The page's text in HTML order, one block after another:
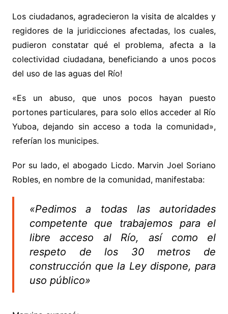
Los ciudadanos, agradecieron la visita de alcaldes y
regidores de la juridicciones afectadas, los cuales,
pudieron constatar qué el problema, afecta a la
colectividad ciudadana, beneficiando a unos pocos
del uso de las aguas del Río!
«Es un abuso, que unos pocos hayan puesto
portones particulares, para solo ellos acceder al Río
Yuboa, dejando sin acceso a toda la comunidad»,
referían los municipes.
Por su lado, el abogado Licdo. Marvin Joel Soriano
Robles, en nombre de la comunidad, manifestaba:
«Pedimos a todas las autoridades
competente que trabajemos para el
libre acceso al Río, así como el
respeto de los 30 metros de
construcción que la Ley dispone, para
uso público»